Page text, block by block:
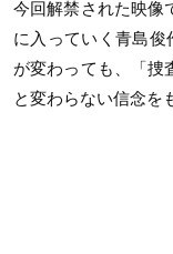
今回解禁された映像
に入っていく青島俊
が変わっても、「捜
と変わらない信念を